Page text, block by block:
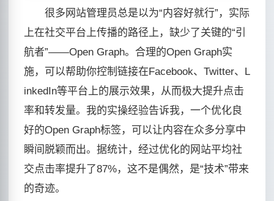
很多网站管理员总是以为“内容好就行”，实际
上在社交平台上传播的路径上，缺少了关键的“引
航者”——Open Graph。合理的Open Graph实
施，可以帮助你控制链接在Facebook、Twitter、L
inkedIn等平台上的展示效果，从而极大提升点击
率和转发量。我的实操经验告诉我，一个优化良
好的Open Graph标签，可以让内容在众多分享中
瞬间脱颖而出。据统计，经过优化的网站平均社
交点击率提升了87%，这不是偶然，是“技术”带来
的奇迹。